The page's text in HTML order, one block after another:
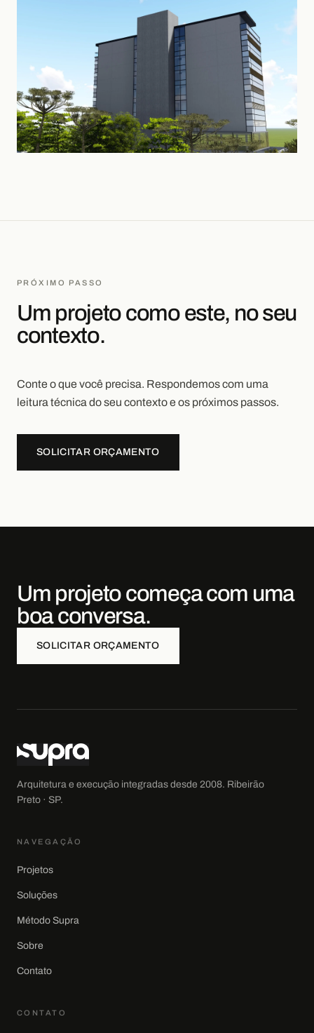
PRÓXIMO PASSO
Um projeto como este, no seu
contexto.
Conte o que você precisa. Respondemos com uma
leitura técnica do seu contexto e os próximos passos.
SOLICITAR ORÇAMENTO
Um projeto começa com uma
boa conversa.
SOLICITAR ORÇAMENTO
Arquitetura e execução integradas desde 2008. Ribeirão
Preto · SP.
NAVEGAÇÃO
Projetos
Soluções
Método Supra
Sobre
Contato
CONTATO